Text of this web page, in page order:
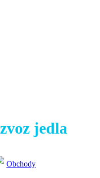
jedla
Obchody